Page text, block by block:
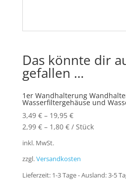
Das könnte dir
gefallen …
1er Wandhalterung
Wasserfiltergehäuse und
3,49 €– 19,95 €
2,99 €– 1,80 €/ Stück
inkl. MwSt.
zzgl.Versandkosten
Lieferzeit: 1-3 Tage - Ausland: 3-5